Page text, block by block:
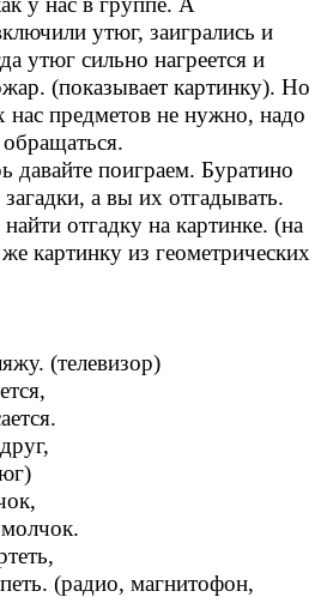
утюг, заигрались и
утюг сильно нагреется и
(показывает картинку). Но
предметов не нужно, надо
давайте поиграем. Буратино
а вы их отгадывать.
отгадку на картинке. (на
картинку из геометрических
(телевизор)
(радио, магнитофон,